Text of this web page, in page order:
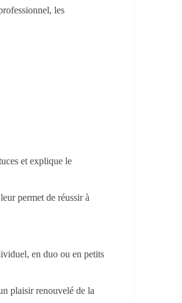
les
et explique le
permet de réussir à
en duo ou en petits
plaisir renouvelé de la